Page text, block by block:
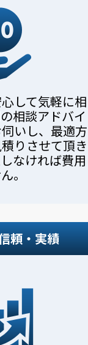
して気軽に相
相談アドバイ
いし、最適方
りさせて頂き
なければ費用
。
頼・実績